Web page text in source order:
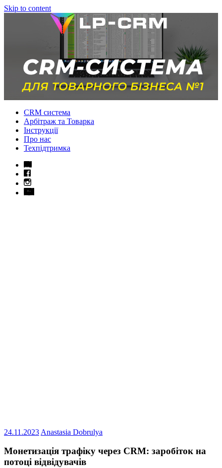
Skip to content
CRM система
Арбітраж та Товарка
Інструкції
Про нас
Техпідтримка
24.11.2023 Anastasia Dobrulya
Монетизація трафіку через CRM: заробіток на
потоці відвідувачів